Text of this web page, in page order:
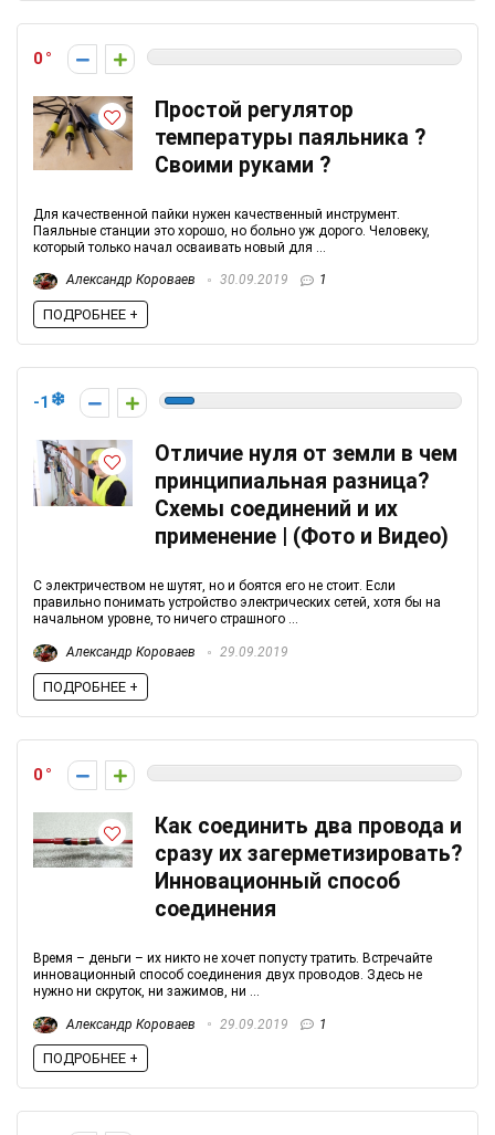
0
Простой регулятор
температуры паяльника ?
Своими руками ?
Для качественной пайки нужен качественный инструмент.
Паяльные станции это хорошо, но больно уж дорого. Человеку,
который только начал осваивать новый для ...
Александр Короваев 30.09.2019 1
ПОДРОБНЕЕ +
-1
Отличие нуля от земли в чем
принципиальная разница?
Схемы соединений и их
применение | (Фото и Видео)
С электричеством не шутят, но и боятся его не стоит. Если
правильно понимать устройство электрических сетей, хотя бы на
начальном уровне, то ничего страшного ...
Александр Короваев 29.09.2019
ПОДРОБНЕЕ +
0
Как соединить два провода и
сразу их загерметизировать?
Инновационный способ
соединения
Время – деньги – их никто не хочет попусту тратить. Встречайте
инновационный способ соединения двух проводов. Здесь не
нужно ни скруток, ни зажимов, ни ...
Александр Короваев 29.09.2019 1
ПОДРОБНЕЕ +